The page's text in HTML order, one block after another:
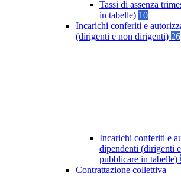
Tassi di assenza
in tabelle) 10
Incarichi conferiti e
(dirigenti e non dirigenti) 26
Incarichi conferiti e
dipendenti (dirigenti
pubblicare in tabelle)
Contrattazione collettiva